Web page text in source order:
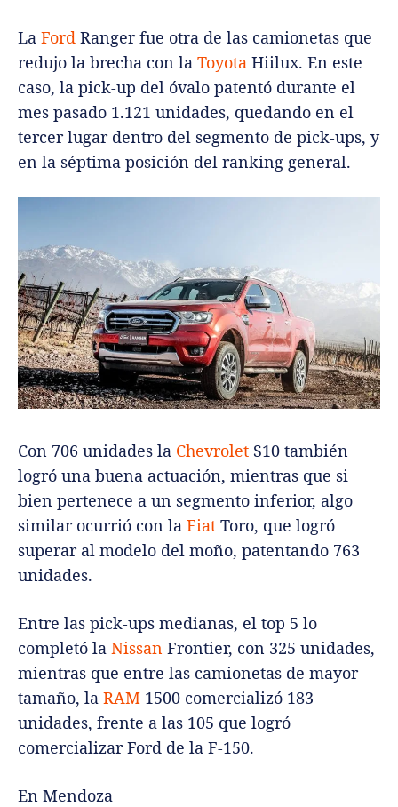
La Ford Ranger fue otra de las camionetas que
redujo la brecha con la Toyota Hiilux. En este
caso, la pick-up del óvalo patentó durante el
mes pasado 1.121 unidades, quedando en el
tercer lugar dentro del segmento de pick-ups, y
en la séptima posición del ranking general.
Con 706 unidades la Chevrolet S10 también
logró una buena actuación, mientras que si
bien pertenece a un segmento inferior, algo
similar ocurrió con la Fiat Toro, que logró
superar al modelo del moño, patentando 763
unidades.
Entre las pick-ups medianas, el top 5 lo
completó la Nissan Frontier, con 325 unidades,
mientras que entre las camionetas de mayor
tamaño, la RAM 1500 comercializó 183
unidades, frente a las 105 que logró
comercializar Ford de la F-150.
En Mendoza